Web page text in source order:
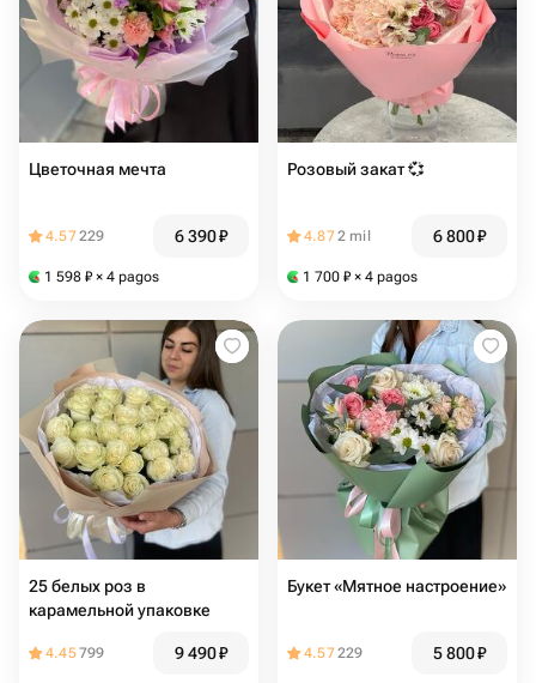
Цветочная мечта
4.57229 6 390₽
1 598 ₽ × 4 pagos
Розовый закат 💞
4.872 mil 6 800₽
1 700 ₽ × 4 pagos
25 белых роз в
карамельной упаковке
4.45799 9 490₽
Букет «Мятное настроение»
4.57229 5 800₽